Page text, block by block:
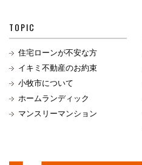
TOPIC
住宅ローンが不安な方
イキミ不動産のお約束
小牧市について
ホームランディック
マンスリーマンション